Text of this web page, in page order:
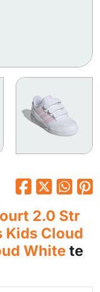
2.0 Str
Kids Cloud
White te